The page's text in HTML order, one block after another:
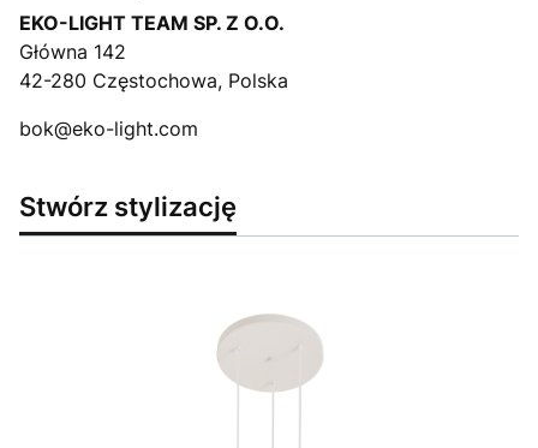
EKO-LIGHT TEAM SP. Z O.O.
Główna 142
42-280 Częstochowa, Polska
bok@eko-light.com
Stwórz stylizację